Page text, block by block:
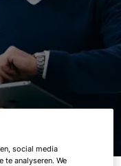
social media
te analyseren. We